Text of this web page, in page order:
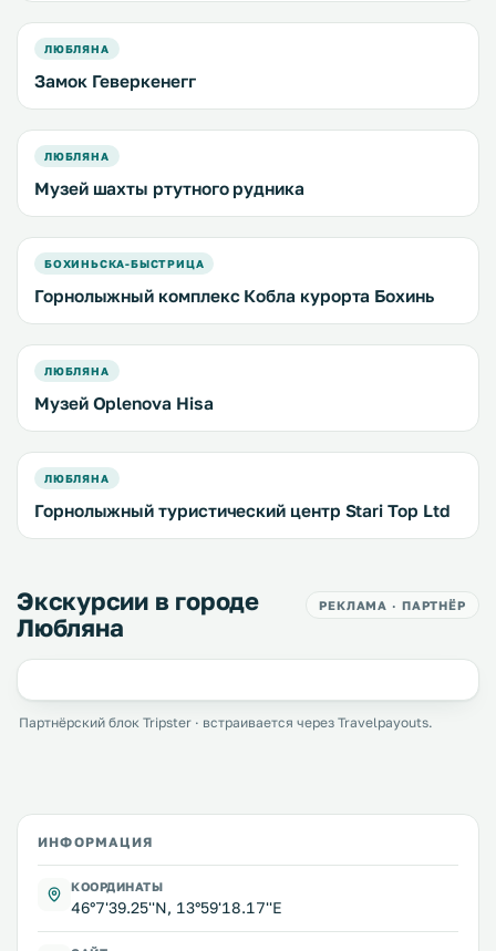
ЛЮБЛЯНА
Замок Геверкенегг
ЛЮБЛЯНА
Музей шахты ртутного рудника
БОХИНЬСКА-БЫСТРИЦА
Горнолыжный комплекс Кобла курорта Бохинь
ЛЮБЛЯНА
Музей Oplenova Hisa
ЛЮБЛЯНА
Горнолыжный туристический центр Stari Top Ltd
Экскурсии в городе
Любляна
РЕКЛАМА · ПАРТНЁР
Партнёрский блок Tripster · встраивается через Travelpayouts.
ИНФОРМАЦИЯ
КООРДИНАТЫ
46°7'39.25''N, 13°59'18.17''E